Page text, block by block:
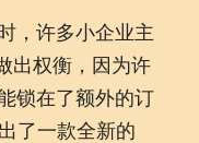
，许多小企业主
出权衡，因为许
锁在了额外的订
了一款全新的